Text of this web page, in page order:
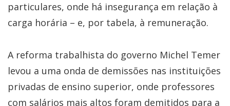
particulares, onde há insegurança em relação à
carga horária – e, por tabela, à remuneração.
A reforma trabalhista do governo Michel Temer
levou a uma onda de demissões nas instituições
privadas de ensino superior, onde professores
com salários mais altos foram demitidos para a